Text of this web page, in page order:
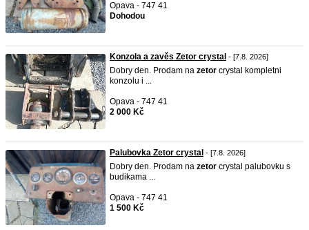
Opava - 747 41
Dohodou
Konzola a zavěs Zetor crystal - [7.8. 2026]
Dobry den. Prodam na zetor crystal kompletni
konzolu i ...
Opava - 747 41
2 000 Kč
Palubovka Zetor crystal - [7.8. 2026]
Dobry den. Prodam na zetor crystal palubovku s
budikama ...
Opava - 747 41
1 500 Kč